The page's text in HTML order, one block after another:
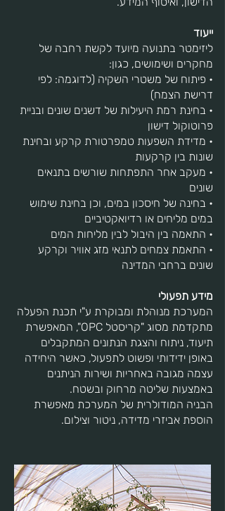
ייעוד
ליזימטר בתנועה מיועד לקשת רחבה של
מחקרים ושימושים, כגון:
• פיתוח של משטרי השקיה (לדוגמה: לפי
דרישת הצמח)
• בחינת רמת היעילות של דשנים שונים ובניית
פרוטוקול דישון
• מדידת השפעות טמפרטורת קרקע ובחינת
שונות בין קרקעות
• מעקב אחר התפתחות שורשים בתנאים
שונים
• בחינה של חיסכון במים, וכן בחינת שימוש
במים מליחים או רדיואקטיביים
• התאמה בין היבול לבין מליחות המים
• התאמת צמחים לתנאי מזג אוויר וקרקע
שונים ברחבי המדינה
מידע תפעולי
המערכת מנוהלת ומבוקרת ע"י תכנת הפעלה
מתקדמת מסוג "קריסטל OPC", המאפשרת
תיעוד, ניתוח והצגת הנתונים המתקבלים
באופן ידידותי ופשוט לתפעול, כאשר היחידה
עצמה מגובה באחריות ושירות הניתנים
באמצעות שליטה מרחוק ובשטח.
הבניה המודולרית של המערכת מאפשרת
הוספת אביזרי מדידה, ניטור וצילום.